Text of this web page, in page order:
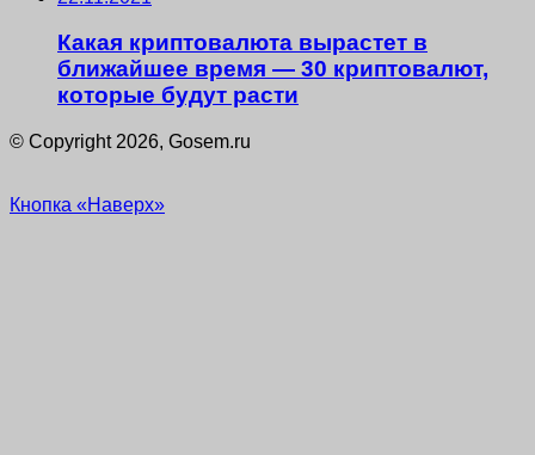
Какая криптовалюта вырастет в
ближайшее время — 30 криптовалют,
которые будут расти
© Copyright 2026, Gosem.ru
Кнопка «Наверх»